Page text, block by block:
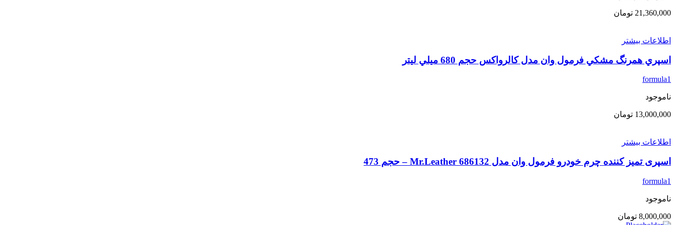
21,360,000 تومان
اطلاعات بیشتر
اسپري همرنگ مشكي فرمول وان مدل كالرواكس حجم 680 ميلي ليتر
formula1
ناموجود
13,000,000 تومان
اطلاعات بیشتر
اسپری تمیز کننده چرم خودرو فرمول وان مدل Mr.Leather 686132 – حجم 473
formula1
ناموجود
8,000,000 تومان